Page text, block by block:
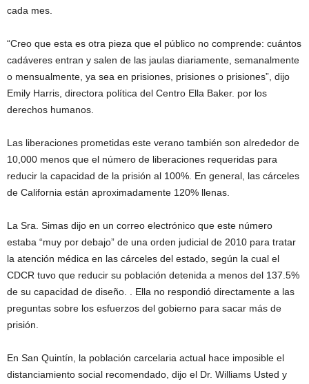
cada mes.
“Creo que esta es otra pieza que el público no comprende: cuántos
cadáveres entran y salen de las jaulas diariamente, semanalmente
o mensualmente, ya sea en prisiones, prisiones o prisiones”, dijo
Emily Harris, directora política del Centro Ella Baker. por los
derechos humanos.
Las liberaciones prometidas este verano también son alrededor de
10,000 menos que el número de liberaciones requeridas para
reducir la capacidad de la prisión al 100%. En general, las cárceles
de California están aproximadamente 120% llenas.
La Sra. Simas dijo en un correo electrónico que este número
estaba “muy por debajo” de una orden judicial de 2010 para tratar
la atención médica en las cárceles del estado, según la cual el
CDCR tuvo que reducir su población detenida a menos del 137.5%
de su capacidad de diseño. . Ella no respondió directamente a las
preguntas sobre los esfuerzos del gobierno para sacar más de
prisión.
En San Quintín, la población carcelaria actual hace imposible el
distanciamiento social recomendado, dijo el Dr. Williams Usted y